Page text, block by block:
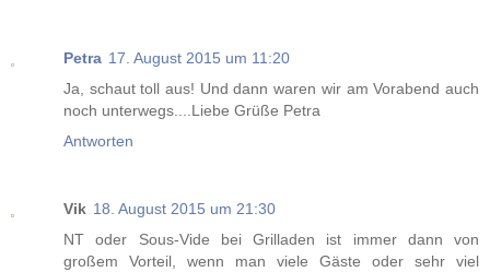
Petra 17. August 2015 um 11:20
Ja, schaut toll aus! Und dann waren wir am Vorabend auch
noch unterwegs....Liebe Grüße Petra
Antworten
Vik 18. August 2015 um 21:30
NT oder Sous-Vide bei Grilladen ist immer dann von
großem Vorteil, wenn man viele Gäste oder sehr viel